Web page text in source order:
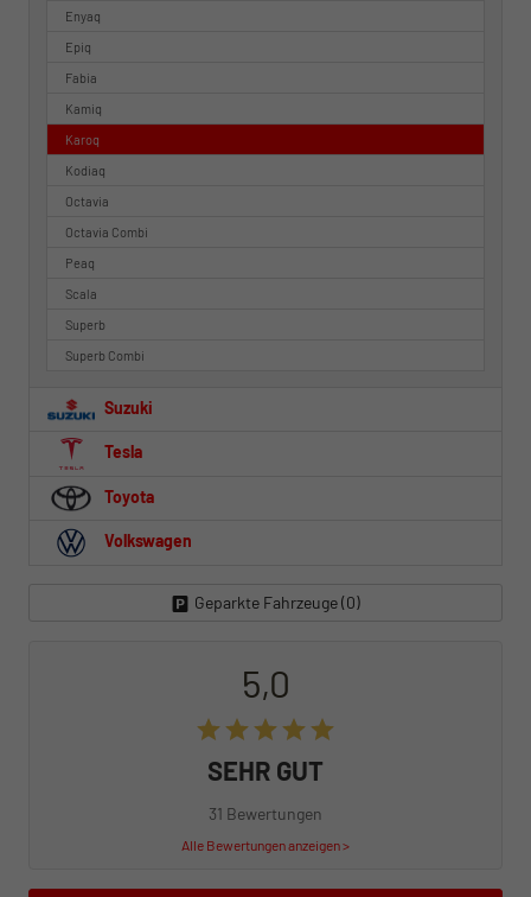
Enyaq
Epiq
Fabia
Kamiq
Karoq
Kodiaq
Octavia
Octavia Combi
Peaq
Scala
Superb
Superb Combi
Suzuki
Tesla
Toyota
Volkswagen
Geparkte Fahrzeuge (0)
5,0
SEHR GUT
31 Bewertungen
Alle Bewertungen anzeigen >